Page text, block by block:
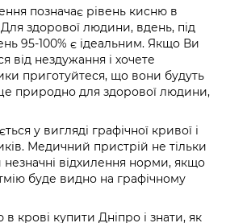
позначає рівень кисню в
Для здорової людини, вдень, під
95-100% є ідеальним. Якщо Ви
від нездужання і хочете
приготуйтеся, що вони будуть
природно для здорової людини,
у вигляді графічної кривої і
Медичний пристрій не тільки
відхилення норми, якщо
буде видно на графічному
крові купити Дніпро і знати, як